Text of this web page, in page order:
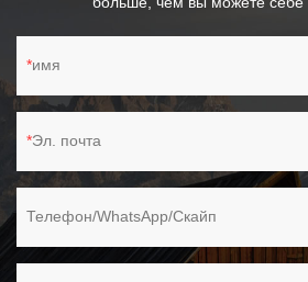
имя
Эл. почта
Телефон/WhatsApp/Скайп